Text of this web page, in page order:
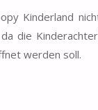
Kinderland
die
werden soll.